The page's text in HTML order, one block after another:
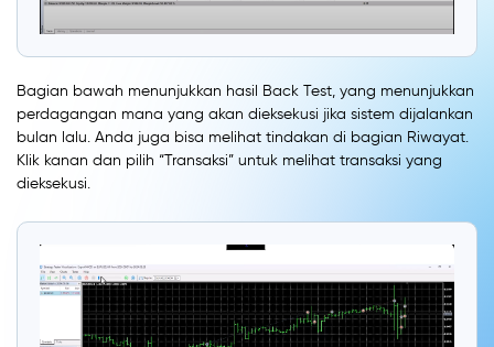
Bagian bawah menunjukkan hasil Back Test, yang menunjukkan
perdagangan mana yang akan dieksekusi jika sistem dijalankan
bulan lalu. Anda juga bisa melihat tindakan di bagian Riwayat.
Klik kanan dan pilih “Transaksi” untuk melihat transaksi yang
dieksekusi.